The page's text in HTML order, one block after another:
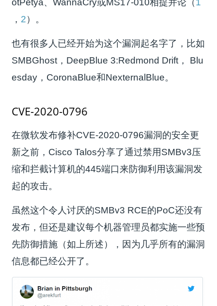
， 2）。
也有很多人已经开始为这个漏洞起名字了，比如
SMBGhost，DeepBlue 3:Redmond Drift， Blu
esday，CoronaBlue和NexternalBlue。
CVE-2020-0796
在微软发布修补CVE-2020-0796漏洞的安全更
新之前，Cisco Talos分享了通过禁用SMBv3压
缩和拦截计算机的445端口来防御利用该漏洞发
起的攻击。
虽然这个令人讨厌的SMBv3 RCE的PoC还没有
发布，但还是建议每个机器管理员都实施一些预
先防御措施（如上所述），因为几乎所有的漏洞
信息都已经公开了。